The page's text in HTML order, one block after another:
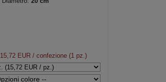
15,72 EUR/ confezione (1 pz.)